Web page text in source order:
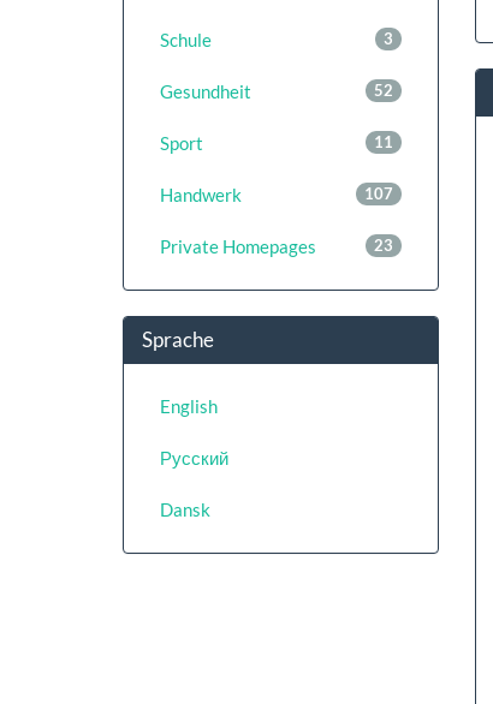
3
Schule
52
Gesundheit
11
Sport
107
Handwerk
23
Private Homepages
Sprache
English
Русский
Dansk